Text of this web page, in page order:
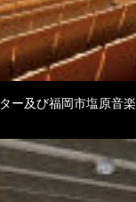
ー及び福岡市塩原音